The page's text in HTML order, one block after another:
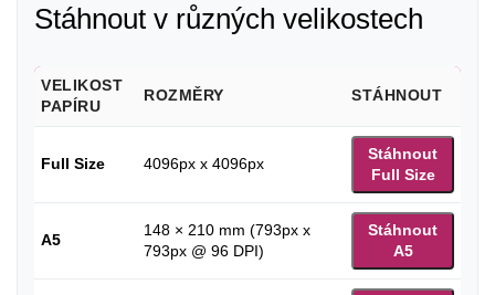
Stáhnout v různých velikostech
VELIKOST
PAPÍRU
ROZMĚRY STÁHNOUT
Full Size 4096px x 4096px
Stáhnout
Full Size
A5
148 × 210 mm (793px x
793px @ 96 DPI)
Stáhnout
A5